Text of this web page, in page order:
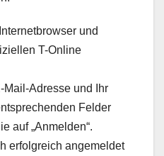
und
T-Online
Mail-Adresse und Ihr
Felder
auf „Anmelden“.
erfolgreich angemeldet